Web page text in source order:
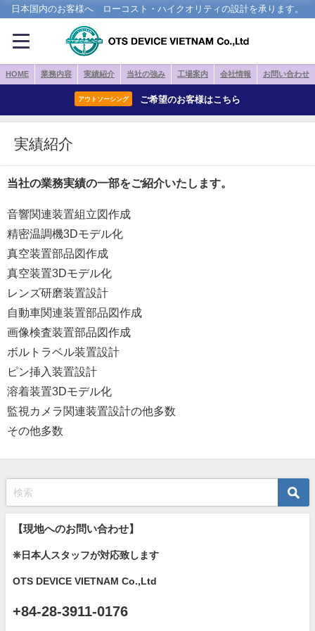
日本国内のお客様へ ローコスト・ハイクオリティの設計を承ります。
HOME 業務内容 実績紹介 当社の強み 工場案内 会社情報 お問い合わせ
アウトソーシング ご希望のお客様はこちら
実績紹介
当社の業務実績の一部をご紹介いたします。
音響関連装置組立図作成
精密温調機3Dモデル化
真空装置部品図作成
真空装置3Dモデル化
レンズ研磨装置設計
自動車関連装置部品図作成
画像検査装置部品図作成
ボルトラベル装置設計
ピン挿入装置設計
溶着装置3Dモデル化
監視カメラ関連装置設計の他多数
その他多数
【現地へのお問い合わせ】
❊日本人スタッフが対応致します
OTS DEVICE VIETNAM Co.,Ltd
+84-28-3911-0176